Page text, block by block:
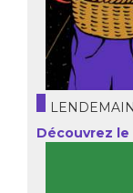
Découvrez le